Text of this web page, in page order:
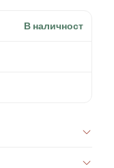
В наличност